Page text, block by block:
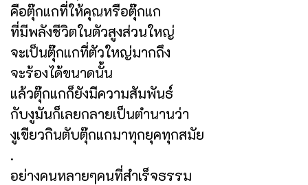
คือตุ๊กแกที่ให้คุณหรือตุ๊กแก
ที่มีพลังชีวิตในตัวสูงส่วนใหญ่
จะเป็นตุ๊กแกที่ตัวใหญ่มากถึง
จะร้องได้ขนาดนั้น
แล้วตุ๊กแกก็ยังมีความสัมพันธ์
กับงูมันก็เลยกลายเป็นตำนานว่า
งูเขียวกินตับตุ๊กแกมาทุกยุคทุกสมัย
.
อย่างคนหลายๆคนที่สำเร็จธรรม